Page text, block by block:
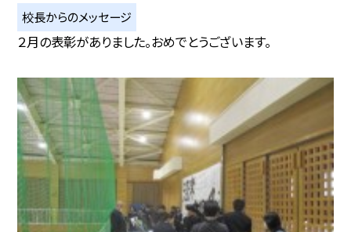
校長からのメッセージ
２月の表彰がありました。おめでとうございます。